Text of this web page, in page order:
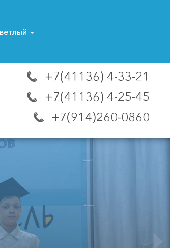
+7(41136) 4-33-21
+7(41136) 4-25-45
+7(914)260-0860